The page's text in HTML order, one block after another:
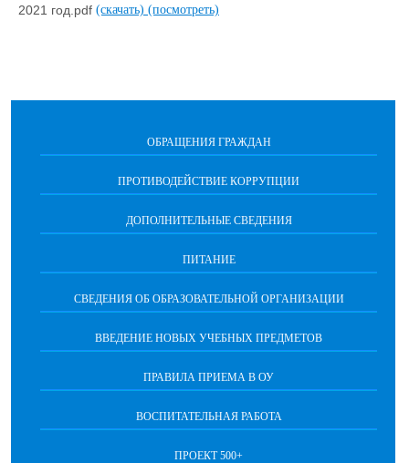
2021 год.pdf (скачать) (посмотреть)
ОБРАЩЕНИЯ ГРАЖДАН
ПРОТИВОДЕЙСТВИЕ КОРРУПЦИИ
ДОПОЛНИТЕЛЬНЫЕ СВЕДЕНИЯ
ПИТАНИЕ
СВЕДЕНИЯ ОБ ОБРАЗОВАТЕЛЬНОЙ ОРГАНИЗАЦИИ
ВВЕДЕНИЕ НОВЫХ УЧЕБНЫХ ПРЕДМЕТОВ
ПРАВИЛА ПРИЕМА В ОУ
ВОСПИТАТЕЛЬНАЯ РАБОТА
ПРОЕКТ 500+